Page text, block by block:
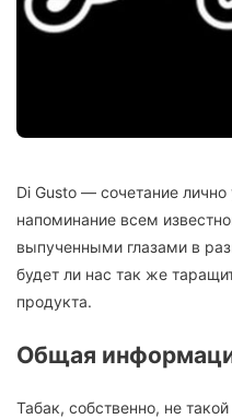
Di Gusto — сочетание
напоминание всем
выпученными глазами в
будет ли нас так же
продукта.
Общая
Табак, собственно, не